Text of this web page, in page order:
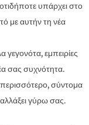
υπάρχει στο
με αυτήν τη νέα
γεγονότα, εμπειρίες
σας συχνότητα.
σύντομα
γύρω σας.